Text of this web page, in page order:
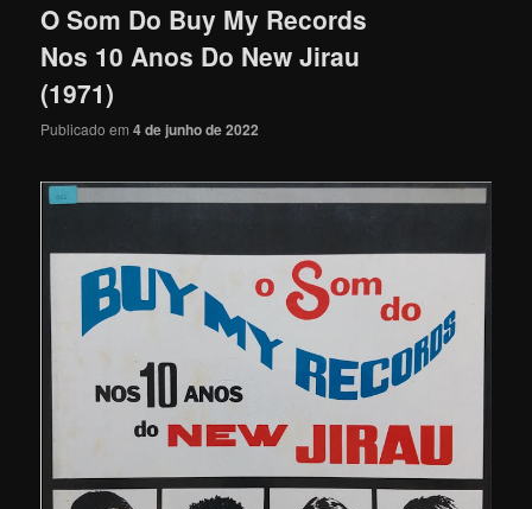
O Som Do Buy My Records
Nos 10 Anos Do New Jirau
(1971)
Publicado em4 de junho de 2022